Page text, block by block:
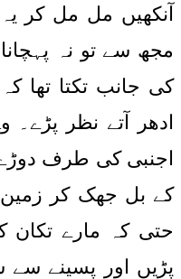
آنکھیں مل مل کر
مجھ سے تو نہ
کی جانب تکتا تھا
ادھر آتے نظر
اجنبی کی طرف دوڑے
کے بل جھک کر زمین
حتی کہ مارے تکان
پڑیں اور پسینے